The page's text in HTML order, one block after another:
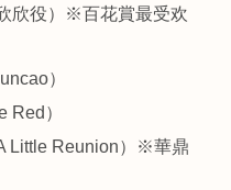
欣役）※百花賞最受欢
）
Red）
Little Reunion）※華鼎